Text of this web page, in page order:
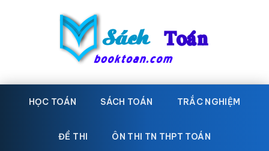
Sách
Toán
Học
toán,HỌC TOÁN SÁCH TOÁN TRẮC NGHIỆM
ĐỀ THI ÔN THI TN THPT TOÁN